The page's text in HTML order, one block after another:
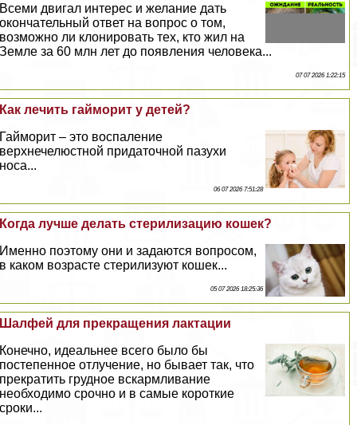
Всеми двигал интерес и желание дать
окончательный ответ на вопрос о том,
возможно ли клонировать тех, кто жил на
Земле за 60 млн лет до появления человека...
07 07 2026 1:22:15
Как лечить гайморит у детей?
Гайморит – это воспаление
верхнечелюстной придаточной пазухи
носа...
06 07 2026 7:51:28
Когда лучше делать стерилизацию кошек?
Именно поэтому они и задаются вопросом,
в каком возрасте стерилизуют кошек...
05 07 2026 18:25:36
Шалфей для прекращения лактации
Конечно, идеальнее всего было бы
постепенное отлучение, но бывает так, что
прекратить грудное вскармливание
необходимо срочно и в самые короткие
сроки...